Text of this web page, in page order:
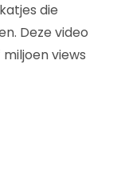
die
Deze video
views